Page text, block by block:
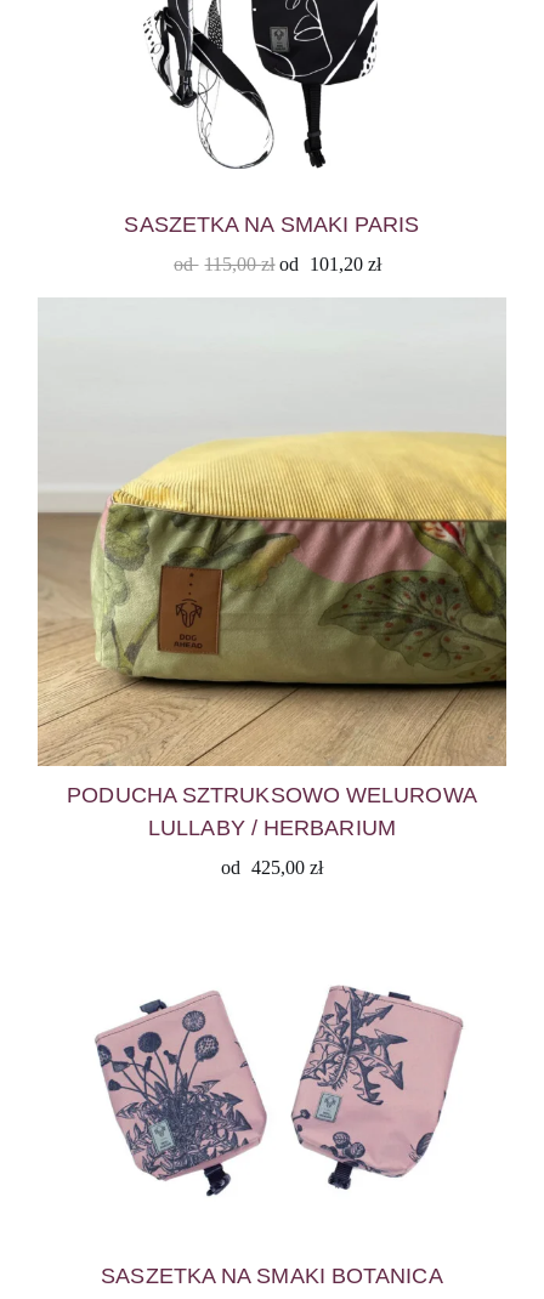
SASZETKA NA SMAKI PARIS
od 115,00zł od 101,20zł
PODUCHA SZTRUKSOWO WELUROWA
LULLABY / HERBARIUM
od 425,00 zł
SASZETKA NA SMAKI BOTANICA